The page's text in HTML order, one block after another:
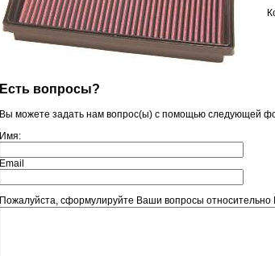
Есть вопросы?
Вы можете задать нам вопрос(ы) с помощью следующей
Имя:
Email
Пожалуйста, сформулируйте Ваши вопросы